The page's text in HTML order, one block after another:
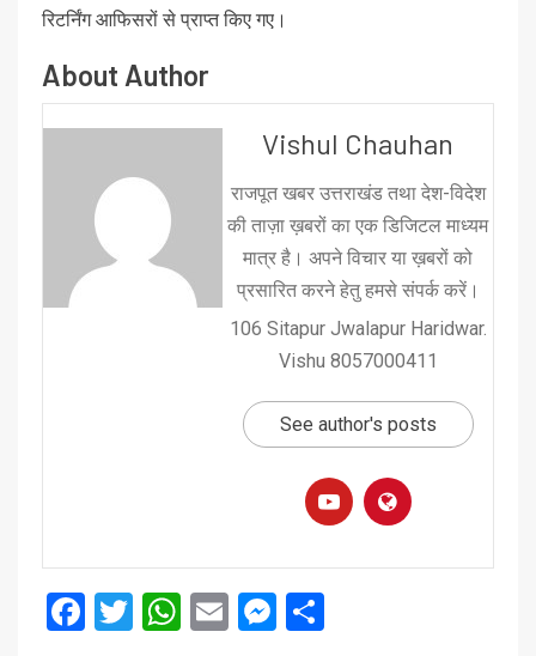
रिटर्निंग आफिसरों से प्राप्त किए गए।
About Author
Vishul Chauhan
राजपूत खबर उत्तराखंड तथा देश-विदेश
की ताज़ा ख़बरों का एक डिजिटल माध्यम
मात्र है। अपने विचार या ख़बरों को
प्रसारित करने हेतु हमसे संपर्क करें।
106 Sitapur Jwalapur Haridwar.
Vishu 8057000411
See author's posts
Facebook
Twitter
WhatsApp
EmailMessenger